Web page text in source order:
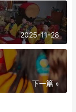
2025-11-28
下一篇 »